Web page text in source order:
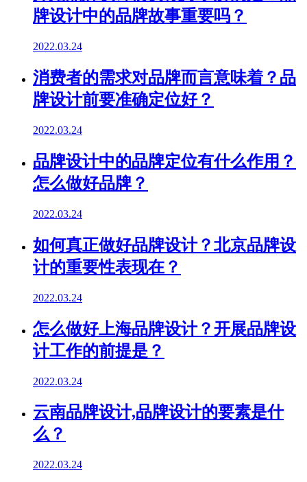
牌设计中的品牌故事重要吗？
2022.03.24
消费者的需求对品牌而言意味着？品
牌设计前要准确定位好？
2022.03.24
品牌设计中的品牌定位有什么作用？
怎么做好品牌？
2022.03.24
如何真正做好品牌设计？北京品牌设
计的重要性表现在？
2022.03.24
怎么做好上海品牌设计？开展品牌设
计工作的前提是？
2022.03.24
云南品牌设计,品牌设计的要素是什
么？
2022.03.24